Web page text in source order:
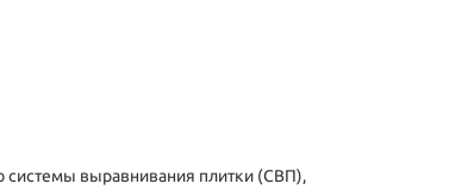
системы выравнивания плитки (СВП),